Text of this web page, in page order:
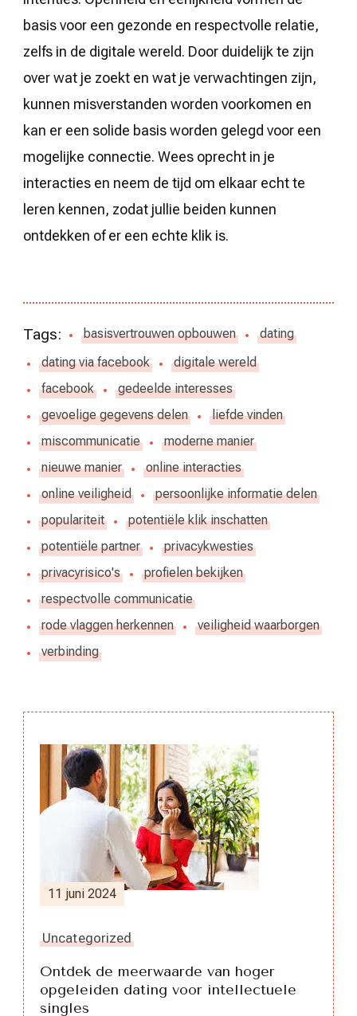
basis voor een gezonde en respectvolle relatie,
zelfs in de digitale wereld. Door duidelijk te zijn
over wat je zoekt en wat je verwachtingen zijn,
kunnen misverstanden worden voorkomen en
kan er een solide basis worden gelegd voor een
mogelijke connectie. Wees oprecht in je
interacties en neem de tijd om elkaar echt te
leren kennen, zodat jullie beiden kunnen
ontdekken of er een echte klik is.
Tags: basisvertrouwen opbouwen
dating
dating via facebook
digitale wereld
facebook
gedeelde interesses
gevoelige gegevens delen
liefde vinden
miscommunicatie
moderne manier
nieuwe manier
online interacties
online veiligheid
persoonlijke informatie delen
populariteit
potentiële klik inschatten
potentiële partner
privacykwesties
privacyrisico's
profielen bekijken
respectvolle communicatie
rode vlaggen herkennen
veiligheid waarborgen
verbinding
Berichtnavigatie
11 juni 2024
Uncategorized
Ontdek de meerwaarde van hoger
opgeleiden dating voor intellectuele
singles